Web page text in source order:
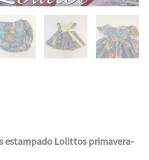
estampado Lolittos primavera-